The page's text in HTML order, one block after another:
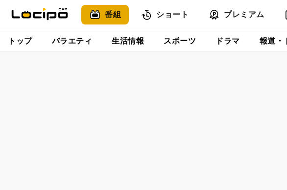
番組 ショート プレミアム
トップ バラエティ 生活情報 スポーツ ドラマ 報道・